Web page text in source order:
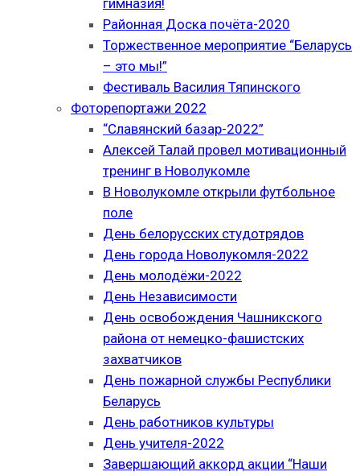
гимназия!
Районная Доска почёта-2020
Торжественное мероприятие “Беларусь
– это мы!”
Фестиваль Василия Тяпинского
Фоторепортажи 2022
“Славянский базар-2022”
Алексей Талай провел мотивационный
тренинг в Новолукомле
В Новолукомле открыли футбольное
поле
День белорусских студотрядов
День города Новолукомля-2022
День молодёжи-2022
День Независимости
День освобождения Чашникского
района от немецко-фашистских
захватчиков
День пожарной службы Республики
Беларусь
День работников культуры
День учителя-2022
Завершающий аккорд акции “Наши